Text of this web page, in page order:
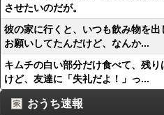
させたいのだが。
彼の家に行くと、いつも飲み物を
お願いしてたんだけど、なんか...
キムチの白い部分だけ食べて、残
けど、友達に「失礼だよ！」っ...
おうち速報